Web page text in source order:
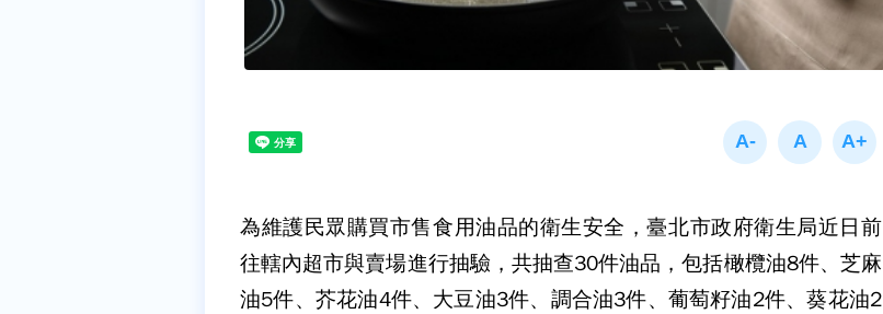
為維護民眾購買市售食用油品的衛生安全，臺北市政府衛生局近日前
往轄內超市與賣場進行抽驗，共抽查30件油品，包括橄欖油8件、芝麻
油5件、芥花油4件、大豆油3件、調合油3件、葡萄籽油2件、葵花油2